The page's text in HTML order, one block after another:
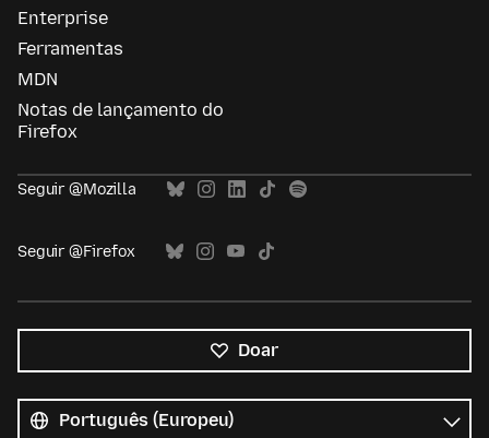
Enterprise
Ferramentas
MDN
Notas de lançamento do
Firefox
Seguir @Mozilla
Seguir @Firefox
Doar
os
idiomas
Idioma